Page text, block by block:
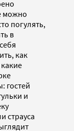
можно
погулять,
в
как
гостей
и
страуса